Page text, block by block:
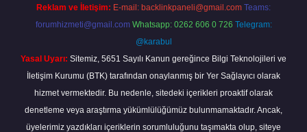
Reklam ve İletişim: E-mail: backlinkpaneli@gmail.com Teams:
forumhizmeti@gmail.com Whatsapp: 0262 606 0 726 Telegram:
@karabul
Yasal Uyarı: Sitemiz, 5651 Sayılı Kanun gereğince Bilgi Teknolojileri ve
İletişim Kurumu (BTK) tarafından onaylanmış bir Yer Sağlayıcı olarak
hizmet vermektedir. Bu nedenle, sitedeki içerikleri proaktif olarak
denetleme veya araştırma yükümlülüğümüz bulunmamaktadır. Ancak,
üyelerimiz yazdıkları içeriklerin sorumluluğunu taşımakta olup, siteye